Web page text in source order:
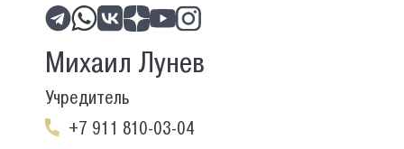
Михаил Лунев
Учредитель
+7 911 810-03-04